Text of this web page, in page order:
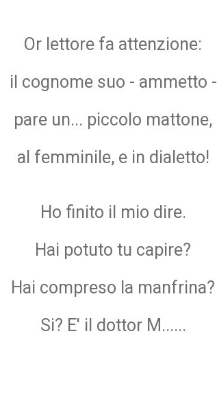
Or lettore fa attenzione:
il cognome suo - ammetto -
pare un... piccolo mattone,
al femminile, e in dialetto!
Ho finito il mio dire.
Hai potuto tu capire?
Hai compreso la manfrina?
Si? E' il dottor M......